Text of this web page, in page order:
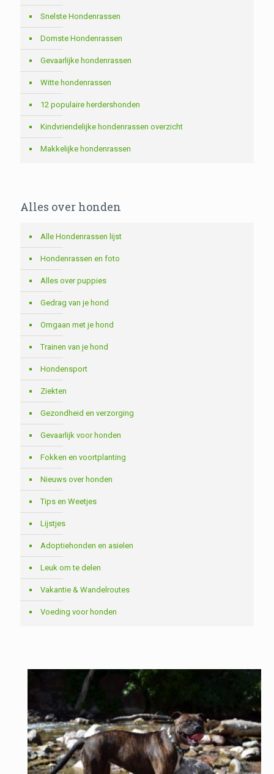
Snelste Hondenrassen
Domste Hondenrassen
Gevaarlijke hondenrassen
Witte hondenrassen
12 populaire herdershonden
Kindvriendelijke hondenrassen overzicht
Makkelijke hondenrassen
Alles over honden
Alle Hondenrassen lijst
Hondenrassen en foto
Alles over puppies
Gedrag van je hond
Omgaan met je hond
Trainen van je hond
Hondensport
Ziekten
Gezondheid en verzorging
Gevaarlijk voor honden
Fokken en voortplanting
Nieuws over honden
Tips en Weetjes
Lijstjes
Adoptiehonden en asielen
Leuk om te delen
Vakantie & Wandelroutes
Voeding voor honden